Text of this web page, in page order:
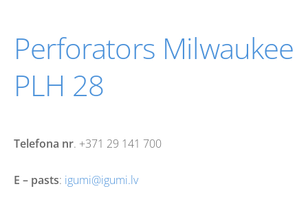
Perforators Milwaukee
PLH 28
Telefona nr. +371 29 141 700
E – pasts: igumi@igumi.lv